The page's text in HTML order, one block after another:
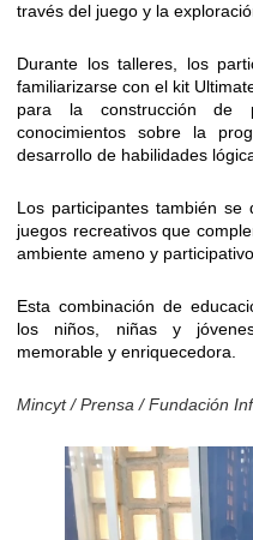
través del juego y la
Durante los talleres, los
familiarizarse con el kit
para la construcción de
conocimientos sobre la
desarrollo de habilidades
Los participantes también se
juegos recreativos que
ambiente ameno y
Esta combinación de
los niños, niñas y
memorable y enriquecedora.
Mincyt / Prensa / Fundación